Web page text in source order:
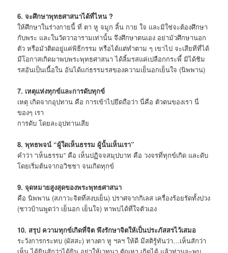
6. จะศึกษาพุทธศาสนาได้ที่ไหน ?
ให้ศึกษาในร่างกายนี้ ที่ ตา หู จมูก ลิ้น กาย ใจ และมิใช่จะต้องศึกษา
กับพระ และในวัดวาอารามเท่านั้น จึงศึกษาตนเอง อย่ามัวศึกษานอก
ตัว หรือมัวติดอยู่แค่พิธีกรรม หรือได้แต่ทำตาม ๆ เขาไป จะเสียทีที่ได้
มีโอกาสเกิดมาพบพระพุทธศาสนา ได้ลิ้มรสแค่เปลือกกระพี้ มิได้ชิม
รสอันเป็นเนื้อใน อันได้แก่ธรรมรสของความเย็นอกเย็นใจ (นิพพาน)
7. เหตุแห่งทุกข์และการดับทุกข์
เหตุ เกิดจากอุปทาน คือ การเข้าไปยึดถือว่า นี่คือ ตัวตนของเรา นี่
ของๆ เรา
การดับ โดยละอุปทานเสีย
8. พุทธพจน์ “ผู้ใดเห็นธรรม ผู้นั้นเห็นเรา”
คำว่า “เห็นธรรม” คือ เห็นปฏิจจสมุปบาท คือ วงจรที่ทุกข์เกิด และดับ
โดยเริ่มต้นจากอวิชชา จนเกิดทุกข์
9. จุดหมายสูงสุดของพระพุทธศาสนา
คือ นิพพาน (สภาวะจิตที่สงบเย็น) ปราศจากกิเลส เครื่องร้อยรัดทั้งปวง
(ชาวบ้านพูดว่า เย็นอก เย็นใจ) หาพบได้ที่ใจตัวเอง
10. สรุป ความทุกข์เกิดที่จิต พึงรักษาจิตให้เป็นประภัสสรไว้เสมอ
ระวังการกระทบ (ผัสสะ) ทางตา หู ฯลฯ ให้ดี มีสติรู้ทันว่า…เห็นสักว่า